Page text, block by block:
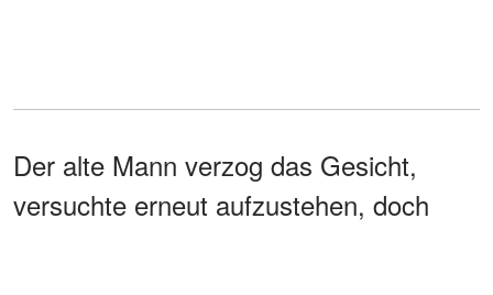
Der alte Mann verzog das Gesicht,
versuchte erneut aufzustehen, doch